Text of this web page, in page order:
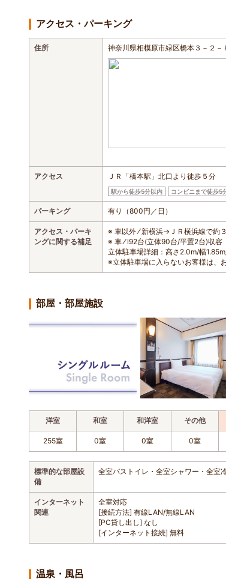
アクセス・パーキング
住所 神奈川県相模原市緑区橋本３－２－
アクセス ＪＲ「橋本駅」北口より徒歩５分
駅から徒歩5分以内 コンビニまで徒歩5
パーキング 有り（800円／日）
アクセス・パーキ
ングに関する補足
※ 車以外 ⁄ 新横浜→ＪＲ横浜線で
※ 車 ⁄ l92台(立体90台/平置2台)
立体駐車場詳細：高さ2.0m/幅
※立体駐車場に入らないお客様は、
部屋・部屋施設
洋室 和室 和洋室 その他
255室 0室 0室 0室
標準的な部屋設
備
全室バストイレ・全室シャワー・全室
インターネット
関連
全室対応
[接続方法] 有線LAN/無線LAN
[PC貸し出し] なし
[インターネット接続] 無料
温泉・風呂